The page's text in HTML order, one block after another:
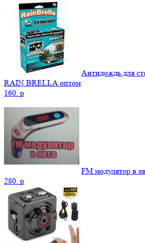
Антидождь для
RAIN BRELLA оптом
160. p
FM модулятор в
280. p